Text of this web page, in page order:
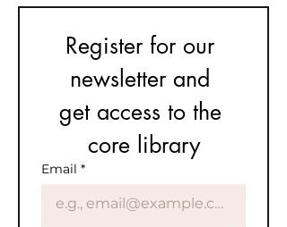
Register for our
get access to the
core library
Email *